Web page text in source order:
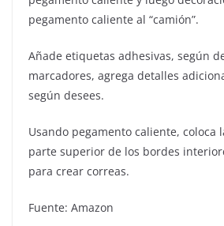
pegamento caliente al “camión”.
Añade etiquetas adhesivas, según
marcadores, agrega detalles
según desees.
Usando pegamento caliente, coloca
parte superior de los bordes
para crear correas.
Fuente: Amazon